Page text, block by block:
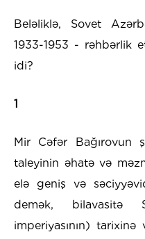
Beləliklə, Sovet
1933-1953 - rəhbərlik
idi?
1
Mir Cəfər Bağırovun
taleyinin əhatə və
elə geniş və
demək, bilavasitə
imperiyasının)